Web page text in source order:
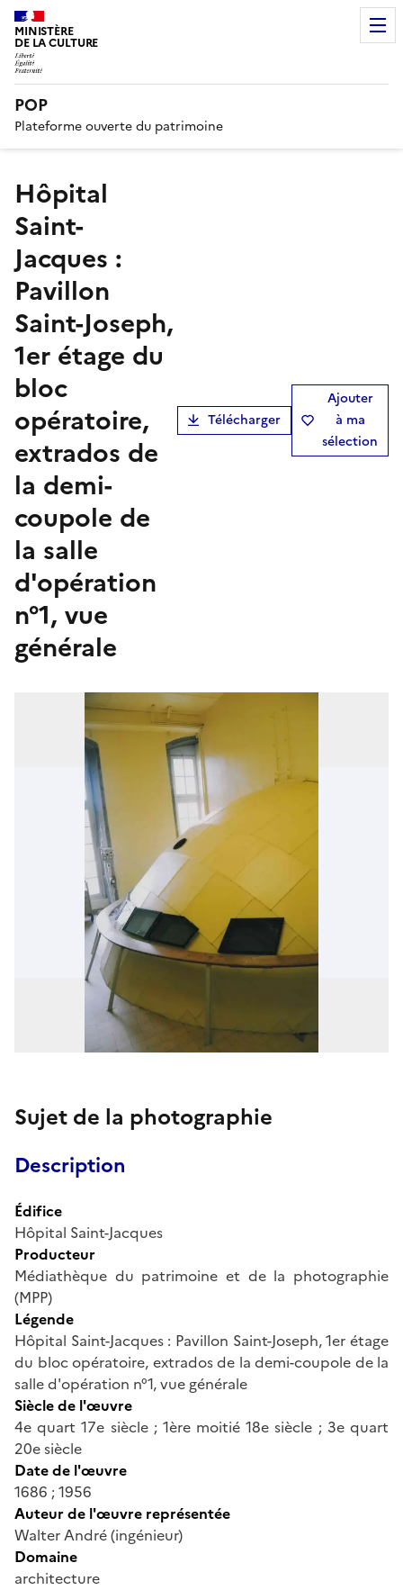
MINISTÈRE
DE LA CULTURE
POP
Plateforme ouverte du patrimoine
Hôpital
Saint-
Jacques :
Pavillon
Saint-Joseph,
1er étage du
bloc
opératoire,
extrados de
la demi-
coupole de
la salle
d'opération
n°1, vue
générale
Télécharger
Ajouter
à ma
sélection
Sujet de la photographie
Description
Édifice
Hôpital Saint-Jacques
Producteur
Médiathèque du patrimoine et de la photographie
(MPP)
Légende
Hôpital Saint-Jacques : Pavillon Saint-Joseph, 1er étage
du bloc opératoire, extrados de la demi-coupole de la
salle d'opération n°1, vue générale
Siècle de l'œuvre
4e quart 17e siècle ; 1ère moitié 18e siècle ; 3e quart
20e siècle
Date de l'œuvre
1686 ; 1956
Auteur de l'œuvre représentée
Walter André (ingénieur)
Domaine
architecture